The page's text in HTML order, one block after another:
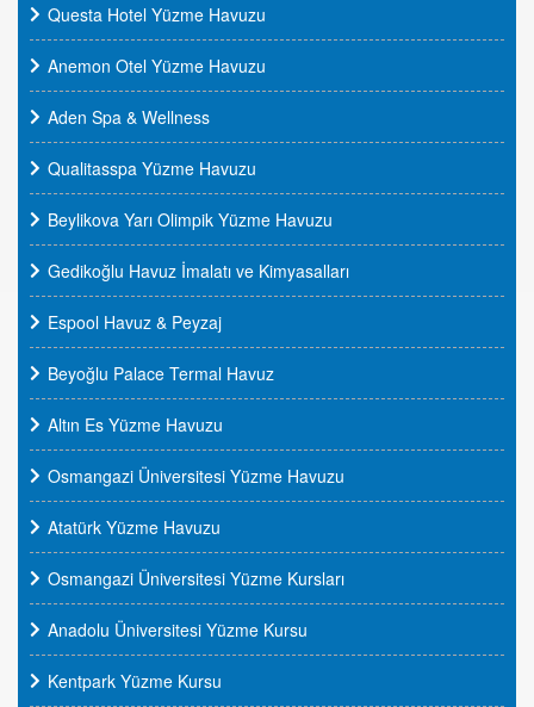
Questa Hotel Yüzme Havuzu
Anemon Otel Yüzme Havuzu
Aden Spa & Wellness
Qualitasspa Yüzme Havuzu
Beylikova Yarı Olimpik Yüzme Havuzu
Gedikoğlu Havuz İmalatı ve Kimyasalları
Espool Havuz & Peyzaj
Beyoğlu Palace Termal Havuz
Altın Es Yüzme Havuzu
Osmangazi Üniversitesi Yüzme Havuzu
Atatürk Yüzme Havuzu
Osmangazi Üniversitesi Yüzme Kursları
Anadolu Üniversitesi Yüzme Kursu
Kentpark Yüzme Kursu